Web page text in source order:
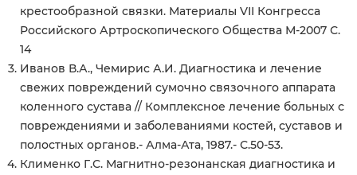
крестообразной связки. Материалы VII Конгресса
Российского Артроскопического Общества М-2007 С.
14
Иванов В.А., Чемирис А.И. Диагностика и лечение
свежих повреждений сумочно связочного аппарата
коленного сустава // Комплексное лечение больных с
повреждениями и заболеваниями костей, суставов и
полостных органов.- Алма-Ата, 1987.- С.50-53.
Клименко Г.С. Магнитно-резонанская диагностика и